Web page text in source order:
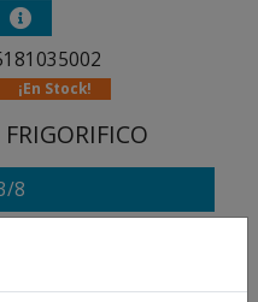
¡En Stock!
8